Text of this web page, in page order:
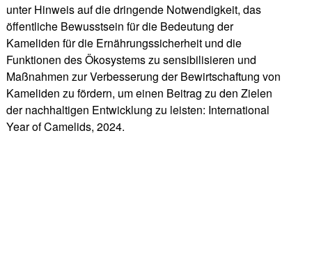
unter Hinweis auf die dringende Notwendigkeit, das
öffentliche Bewusstsein für die Bedeutung der
Kameliden für die Ernährungssicherheit und die
Funktionen des Ökosystems zu sensibilisieren und
Maßnahmen zur Verbesserung der Bewirtschaftung von
Kameliden zu fördern, um einen Beitrag zu den Zielen
der nachhaltigen Entwicklung zu leisten: International
Year of Camelids, 2024.